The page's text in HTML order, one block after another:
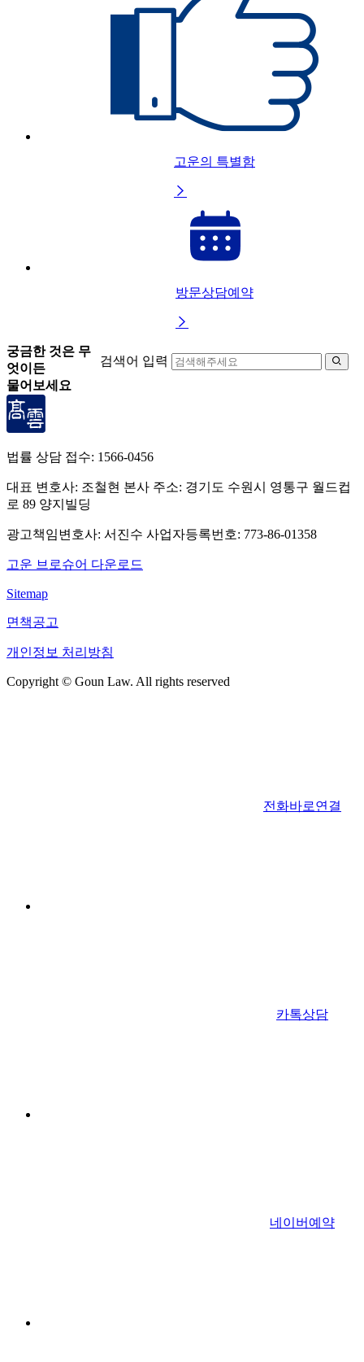
고운의 특별함

방문상담예약

궁금한 것은 무
엇이든
물어보세요
검색어 입력 
법률 상담 접수: 1566-0456
대표 변호사: 조철현 본사 주소: 경기도 수원시 영통구 월드컵
로 89 양지빌딩
광고책임변호사: 서진수 사업자등록번호: 773-86-01358
고운 브로슈어 다운로드
Sitemap
면책공고
개인정보 처리방침
Copyright © Goun Law. All rights reserved
전화바로연결
카톡상담
네이버예약